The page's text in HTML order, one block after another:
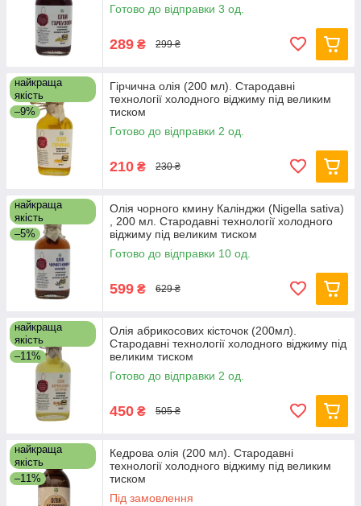
Готово до відправки 3 од.
289 ₴ 299 ₴
найкраща
якість
–9%
Гірчична олія (200 мл). Стародавні
технології холодного віджиму під великим
тиском
Готово до відправки 2 од.
210 ₴ 230 ₴
найкраща
якість
–5%
Олія чорного кмину Калінджи (Nigella sativa)
, 200 мл. Стародавні технології холодного
віджиму під великим тиском
Готово до відправки 10 од.
599 ₴ 629 ₴
найкраща
якість
–11%
Олія абрикосових кісточок (200мл).
Стародавні технології холодного віджиму під
великим тиском
Готово до відправки 2 од.
450 ₴ 505 ₴
найкраща
якість
–11%
Кедрова олія (200 мл). Стародавні
технології холодного віджиму під великим
тиском
Під замовлення